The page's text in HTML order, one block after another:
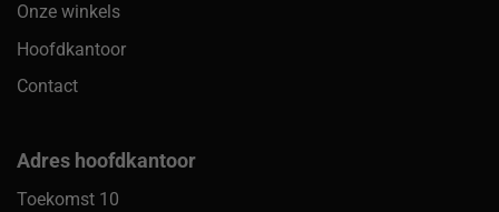
Onze winkels
Hoofdkantoor
Contact
Adres hoofdkantoor
Toekomst 10